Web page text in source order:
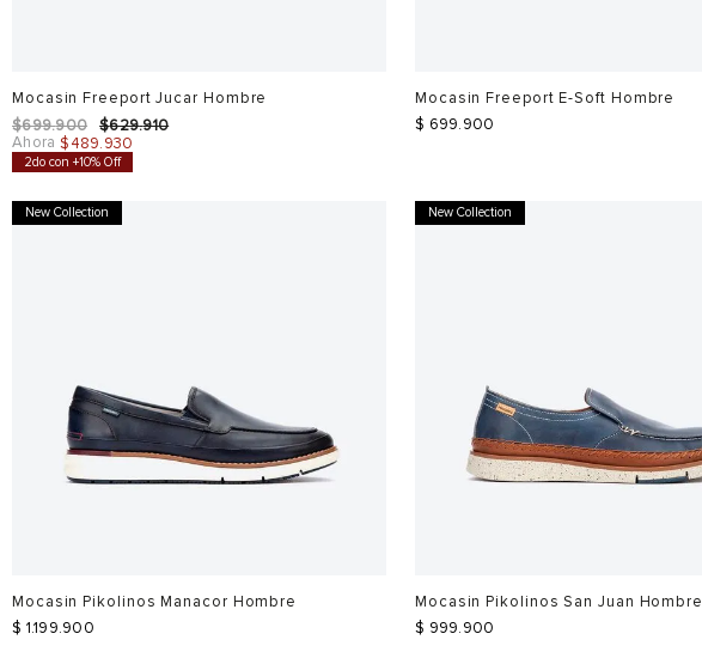
Mocasin Freeport Jucar Hombre
$699.900 $629.910
Ahora $489.930
2do con +10% Off
Mocasin Freeport E-Soft Hombre
$ 699.900
New Collection
Mocasin Pikolinos Manacor Hombre
$ 1.199.900
New Collection
Mocasin Pikolinos San Juan Hombre
$ 999.900